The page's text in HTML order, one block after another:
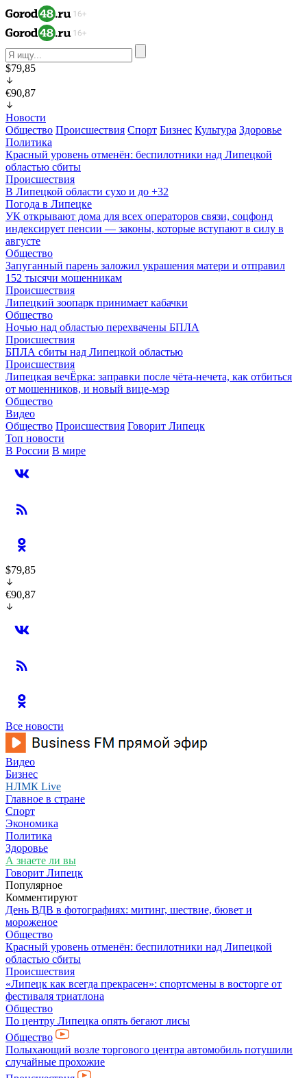
$79,85
€90,87
Новости
Общество Происшествия Спорт Бизнес Культура Здоровье
Политика
Красный уровень отменён: беспилотники над Липецкой
областью сбиты
Происшествия
В Липецкой области сухо и до +32
Погода в Липецке
УК открывают дома для всех операторов связи, соцфонд
индексирует пенсии — законы, которые вступают в силу в
августе
Общество
Запуганный парень заложил украшения матери и отправил
152 тысячи мошенникам
Происшествия
Липецкий зоопарк принимает кабачки
Общество
Ночью над областью перехвачены БПЛА
Происшествия
БПЛА сбиты над Липецкой областью
Происшествия
Липецкая вечЁрка: заправки после чёта-нечета, как отбиться
от мошенников, и новый вице-мэр
Общество
Видео
Общество Происшествия Говорит Липецк
Топ новости
В России В мире
$79,85
€90,87
Все новости
Видео
Бизнес
НЛМК Live
Главное в стране
Спорт
Экономика
Политика
Здоровье
А знаете ли вы
Говорит Липецк
Популярное
Комментируют
День ВДВ в фотографиях: митинг, шествие, бювет и
мороженое
Общество
Красный уровень отменён: беспилотники над Липецкой
областью сбиты
Происшествия
«Липецк как всегда прекрасен»: спортсмены в восторге от
фестиваля триатлона
Общество
По центру Липецка опять бегают лисы
Общество
Полыхающий возле торгового центра автомобиль потушили
случайные прохожие